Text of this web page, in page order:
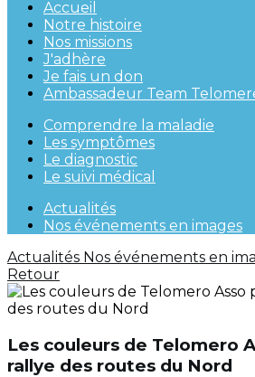
Accueil
Notre histoire
Nos missions
J'adhère
Je fais un don
Ambassadeur Team
Comprendre la maladie
Les symptômes
Le diagnostic
Le suivi médical
Actualités
Nos événements en images
Actualités Nos événements en
Retour
Les couleurs de Telomero
rallye des routes du Nord